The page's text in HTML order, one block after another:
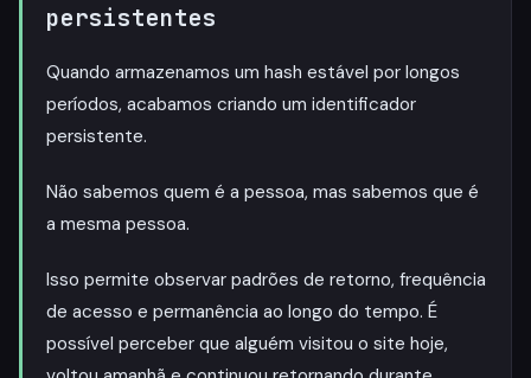
persistentes
Quando armazenamos um hash estável por longos
períodos, acabamos criando um identificador
persistente.
Não sabemos quem é a pessoa, mas sabemos que é
a mesma pessoa.
Isso permite observar padrões de retorno, frequência
de acesso e permanência ao longo do tempo. É
possível perceber que alguém visitou o site hoje,